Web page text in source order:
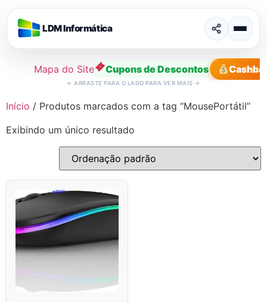
LDM Informática
Mapa do Site Cupons de Descontos
← ARRASTE PARA O LADO PARA VER MAIS →
Início / Produtos marcados com a tag “MousePortátil”
Exibindo um único resultado